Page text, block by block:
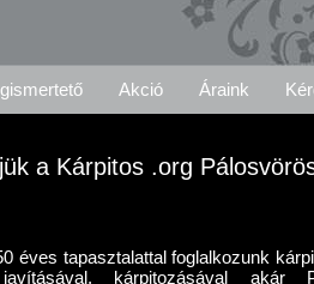
Akció Áraink
a Kárpitos .org
éves tapasztalattal foglalkozunk
kárpitozásával akár